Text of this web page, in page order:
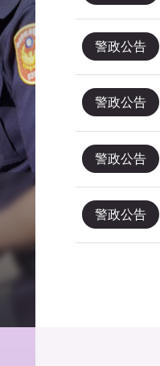
警政公告
警政公告
警政公告
警政公告